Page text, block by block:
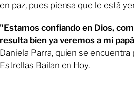
en paz, pues piensa que le está
"Estamos confiando en Dios,
resulta bien ya veremos a mi
Daniela Parra, quien se encuentra
Estrellas Bailan en Hoy.